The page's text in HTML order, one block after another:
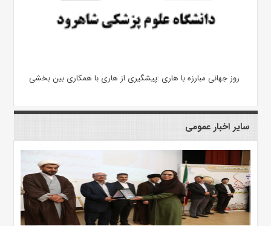
روز جهانی مبارزه با هاری :پیشگیری از هاری با همکاری بین بخشی
سایر اخبار عمومی